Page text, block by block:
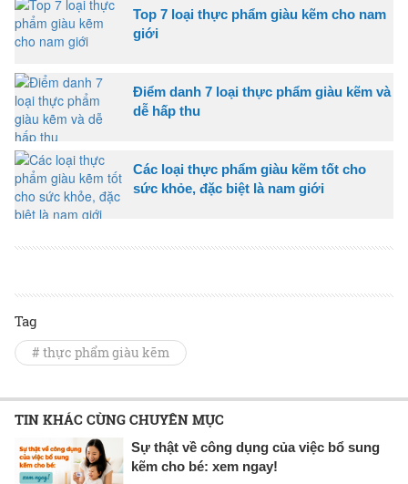
Top 7 loại thực phẩm giàu kẽm cho nam
giới
Điểm danh 7 loại thực phẩm giàu kẽm và
dễ hấp thu
Các loại thực phẩm giàu kẽm tốt cho
sức khỏe, đặc biệt là nam giới
Tag
# thực phẩm giàu kẽm
TIN KHÁC CÙNG CHUYÊN MỤC
Sự thật về công dụng của việc bổ sung
kẽm cho bé: xem ngay!